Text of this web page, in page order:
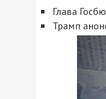
Глава
Трамп